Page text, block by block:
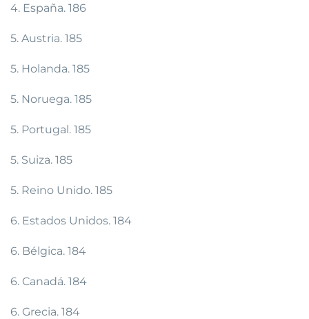
4. España. 186
5. Austria. 185
5. Holanda. 185
5. Noruega. 185
5. Portugal. 185
5. Suiza. 185
5. Reino Unido. 185
6. Estados Unidos. 184
6. Bélgica. 184
6. Canadá. 184
6. Grecia. 184